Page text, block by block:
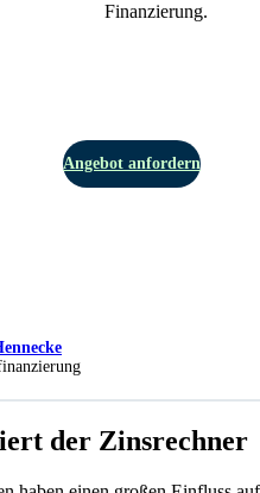
Finanzierung.
Angebot anfordern
der Zinsrechner